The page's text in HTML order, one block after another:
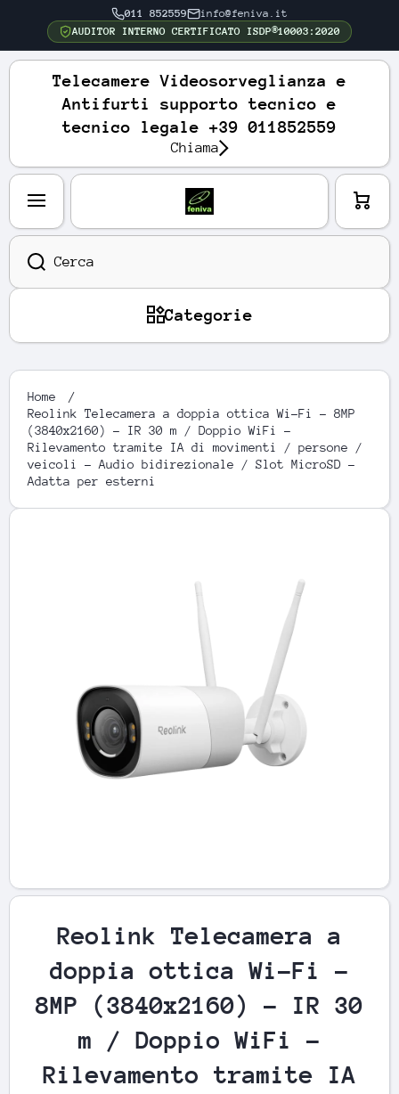
VAI DIRETTAMENTE AI CONTENUTI
011 852559
info@feniva.it
AUDITOR INTERNO CERTIFICATO ISDP®10003:2020
Telecamere Videosorveglianza e
Antifurti supporto tecnico e
tecnico legale +39 011852559
Chiama
Cerca
Carre
llo
Categorie
Home
Reolink Telecamera a doppia ottica Wi-Fi - 8MP
(3840x2160) - IR 30 m / Doppio WiFi -
Rilevamento tramite IA di movimenti / persone /
veicoli - Audio bidirezionale / Slot MicroSD -
Adatta per esterni
Passa alle informazioni sul prodotto
Apri contenuti multimediali 1 in finestra modale
Reolink Telecamera a
doppia ottica Wi-Fi -
8MP (3840x2160) - IR 30
m / Doppio WiFi -
Rilevamento tramite IA